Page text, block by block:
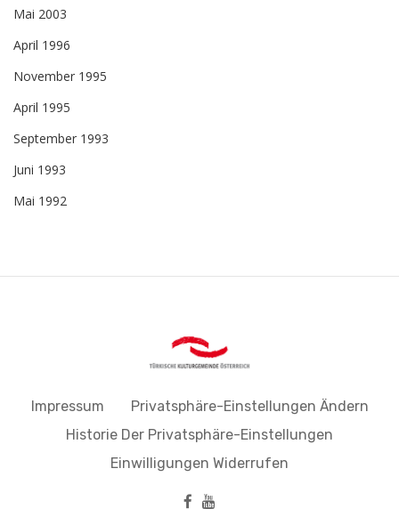
Mai 2003
April 1996
November 1995
April 1995
September 1993
Juni 1993
Mai 1992
Impressum
Privatsphäre-Einstellungen Ändern
Historie Der Privatsphäre-Einstellungen
Einwilligungen Widerrufen